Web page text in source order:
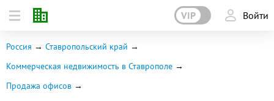
VIP Войти
Россия
Ставропольский край
Коммерческая недвижимость в Ставрополе
Продажа офисов